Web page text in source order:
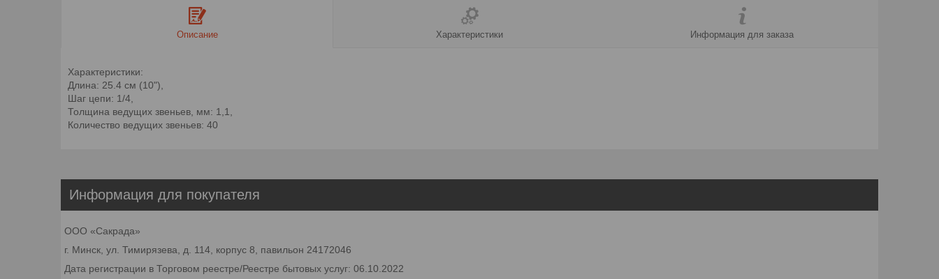
Описание Характеристики Информация для заказа
Характеристики:
Длина: 25.4 см (10"),
Шаг цепи: 1/4,
Толщина ведущих звеньев, мм: 1,1,
Количество ведущих звеньев: 40
Информация для покупателя
ООО «Сакрада»
г. Минск, ул. Тимирязева, д. 114, корпус 8, павильон 24172046
Дата регистрации в Торговом реестре/Реестре бытовых услуг: 06.10.2022